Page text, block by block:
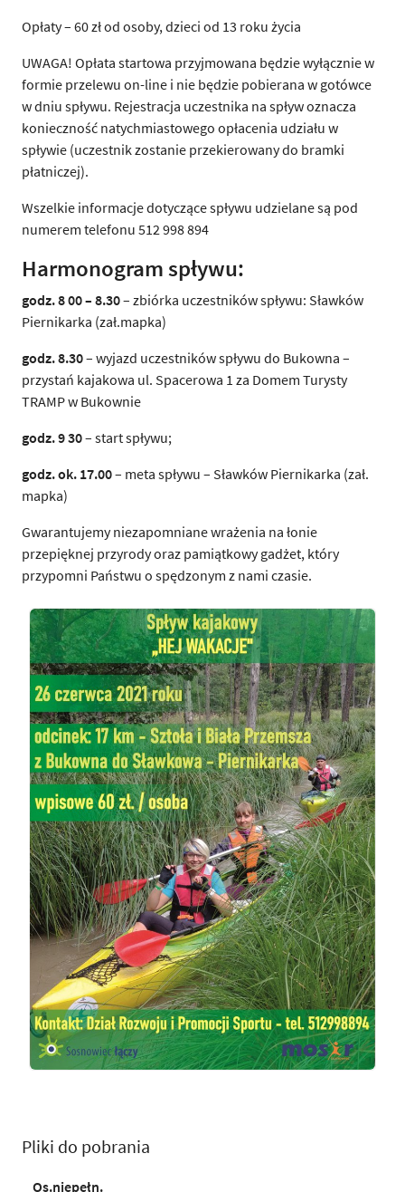
Opłaty – 60 zł od osoby, dzieci od 13 roku życia
UWAGA! Opłata startowa przyjmowana będzie wyłącznie w
formie przelewu on-line i nie będzie pobierana w gotówce
w dniu spływu. Rejestracja uczestnika na spływ oznacza
konieczność natychmiastowego opłacenia udziału w
spływie (uczestnik zostanie przekierowany do bramki
płatniczej).
Wszelkie informacje dotyczące spływu udzielane są pod
numerem telefonu 512 998 894
Harmonogram spływu:
godz. 8 00 – 8.30– zbiórka uczestników spływu: Sławków
Piernikarka (zał.mapka)
godz. 8.30– wyjazd uczestników spływu do Bukowna –
przystań kajakowa ul. Spacerowa 1 za Domem Turysty
TRAMP w Bukownie
godz. 9 30– start spływu;
godz. ok. 17.00– meta spływu – Sławków Piernikarka (zał.
mapka)
Gwarantujemy niezapomniane wrażenia na łonie
przepięknej przyrody oraz pamiątkowy gadżet, który
przypomni Państwu o spędzonym z nami czasie.
Pliki do pobrania
Os.niepełn.